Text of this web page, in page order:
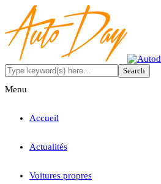
Menu
Accueil
Actualités
Voitures propres